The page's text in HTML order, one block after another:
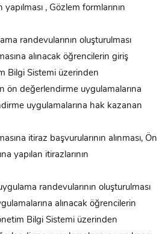
, Gözlem formlarının
randevularının oluşturulması
alınacak öğrencilerin giriş
Bilgi Sistemi üzerinden
ön değerlendirme uygulamalarına
uygulamalarına hak kazanan
itiraz başvurularının alınması, Ön
yapılan itirazlarının
randevularının oluşturulması
alınacak öğrencilerin
Bilgi Sistemi üzerinden